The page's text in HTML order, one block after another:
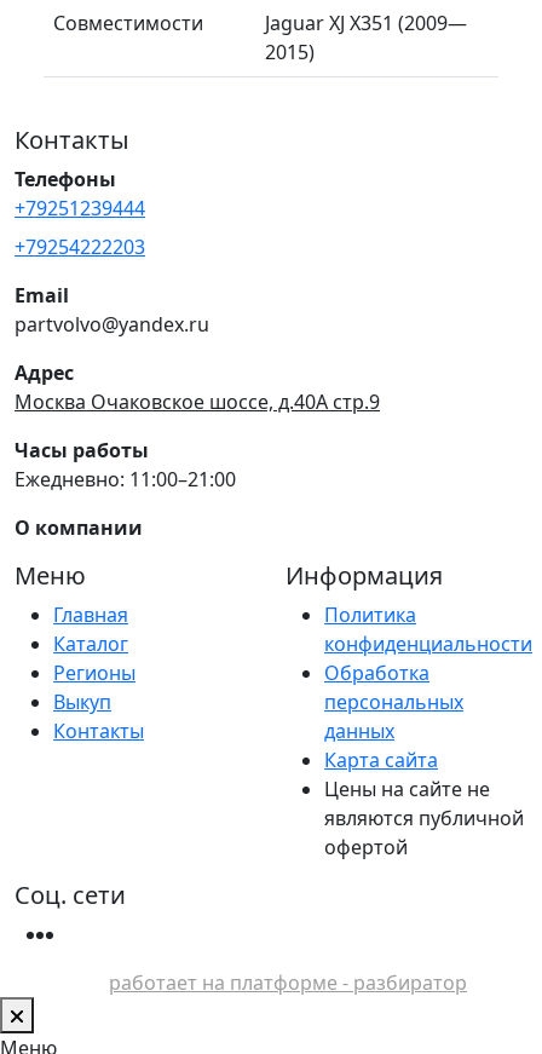
Совместимости
Jaguar XJ X351 (2009—
2015)
Контакты
Телефоны
+79251239444
+79254222203
Email
partvolvo@yandex.ru
Адрес
Москва Очаковское шоссе, д.40А стр.9
Часы работы
Ежедневно: 11:00–21:00
О компании
Меню
Главная
Каталог
Регионы
Выкуп
Контакты
Информация
Политика
конфиденциальности
Обработка
персональных
данных
Карта сайта
Цены на сайте не
являются публичной
офертой
Соц. сети
работает на платформе - разбиратор
Меню